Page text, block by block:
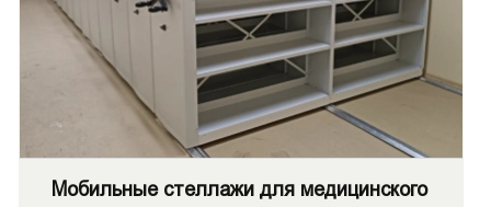
Мобильные стеллажи для медицинского